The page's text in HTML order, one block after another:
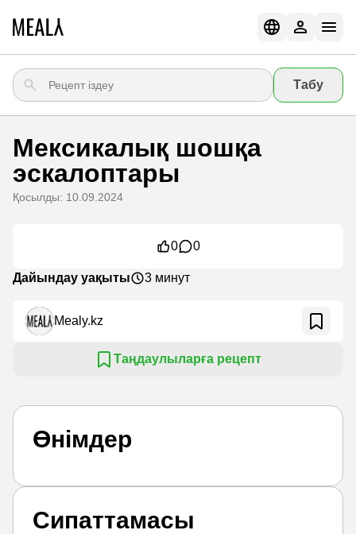
Табу
Мексикалық шошқа
эскалоптары
Қосылды: 10.09.2024
0 0
Дайындау уақыты 3 минут
Mealy.kz
Таңдаулыларға рецепт
Өнімдер
Сипаттамасы